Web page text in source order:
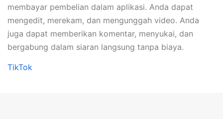
membayar pembelian dalam aplikasi. Anda dapat
mengedit, merekam, dan mengunggah video. Anda
juga dapat memberikan komentar, menyukai, dan
bergabung dalam siaran langsung tanpa biaya.
TikTok